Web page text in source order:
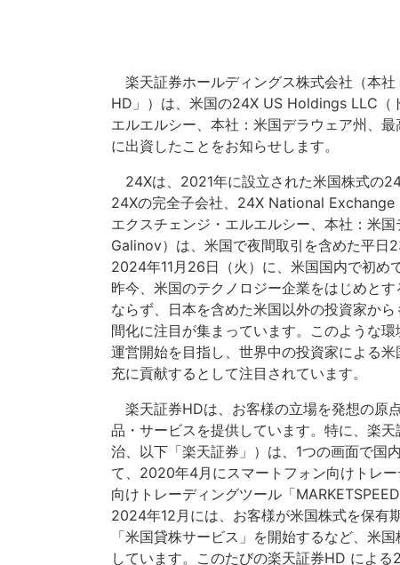
楽天証券ホールディングス株式会社（本
HD」）は、米国の24X US Holdings LLC（
エルエルシー、本社：米国デラウェア州、
に出資したことをお知らせします。
24Xは、2021年に設立された米国株式の
24Xの完全子会社、24X National Exchange
エクスチェンジ・エルエルシー、本社：米
Galinov）は、米国で夜間取引を含めた平日
2024年11月26日（火）に、米国国内で初め
昨今、米国のテクノロジー企業をはじめと
ならず、日本を含めた米国以外の投資家か
間化に注目が集まっています。このような
運営開始を目指し、世界中の投資家による
充に貢献するとして注目されています。
楽天証券HDは、お客様の立場を発想の原
品・サービスを提供しています。特に、楽
治、以下「楽天証券」）は、1つの画面で国
て、2020年4月にスマートフォン向けトレ
向けトレーディングツール「
2024年12月には、お客様が米国株式を保有
「米国貸株サービス」を開始するなど、米
しています。このたびの楽天証券HD によ